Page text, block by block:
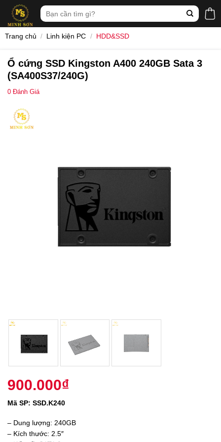
content
Tìm
kiếm:
Trang chủ / Linh kiện PC / HDD&SSD
Ổ cứng SSD Kingston A400 240GB Sata 3
(SA400S37/240G)
0 Đánh Giá
900.000₫
Mã SP: SSD.K240
– Dung lượng: 240GB
– Kích thước: 2.5″